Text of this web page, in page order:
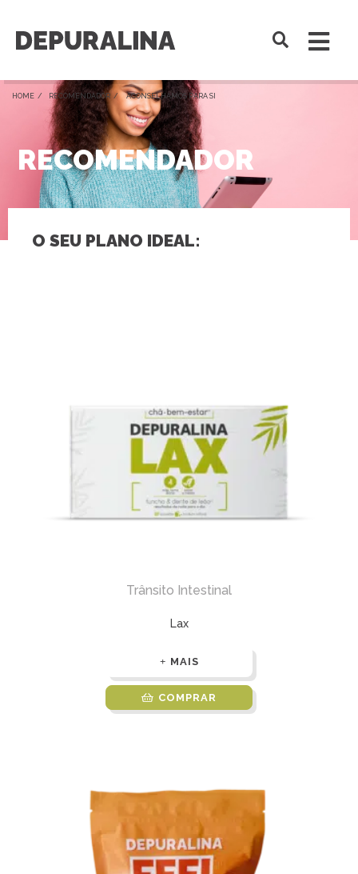
HOME / RECOMENDADOR / ACONSELHAMOS PARA SI
RECOMENDADOR
O SEU PLANO IDEAL:
Trânsito Intestinal
Lax
MAIS
COMPRAR